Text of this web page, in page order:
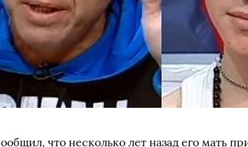
что несколько лет назад его мать